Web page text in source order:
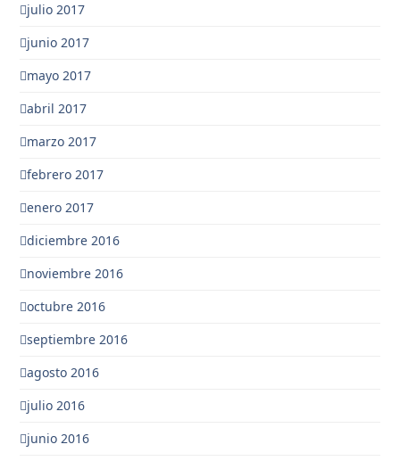
julio 2017
junio 2017
mayo 2017
abril 2017
marzo 2017
febrero 2017
enero 2017
diciembre 2016
noviembre 2016
octubre 2016
septiembre 2016
agosto 2016
julio 2016
junio 2016